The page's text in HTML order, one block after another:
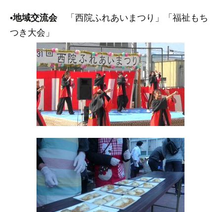
•地域交流会「西院ふれあいまつり」「福祉もち
つき大会」